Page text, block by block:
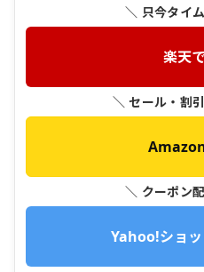
＼ 只今タイ
楽天
＼ セール・割
＼ クーポン
Yahoo!ショ